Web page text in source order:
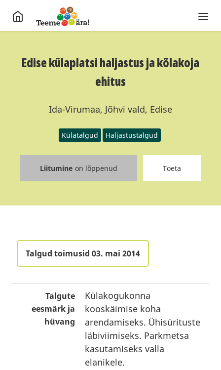
Edise külaplatsi haljastus ja kõlakoja
ehitus
Ida-Virumaa, Jõhvi vald, Edise
Külatalgud Haljastustalgud
Liitumine on lõppenud Toeta
Talgud toimusid 03. mai 2014
Talgute
eesmärk ja
hüvang
Külakogukonna
kooskäimise koha
arendamiseks. Ühisürituste
läbiviimiseks. Parkmetsa
kasutamiseks valla
elanikele.